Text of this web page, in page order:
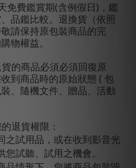
免費鑑賞期(含例假日)，鑑
品鑑比較。退換貨（依照
請保持原包裝商品的完
物權益。
的商品必須必須回復原
到商品時的原始狀態 ( 包
、隨機文件、贈品、活動
退貨權限：
之試用品，或在收到影音光
試聽、試用之機會。